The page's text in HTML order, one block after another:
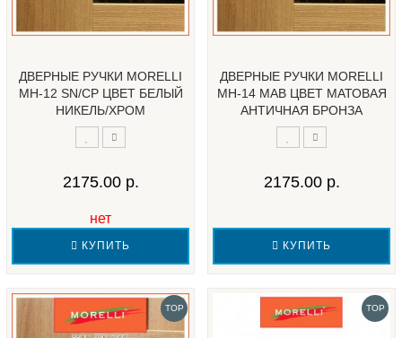
ДВЕРНЫЕ РУЧКИ MORELLI
MH-12 SN/CP ЦВЕТ БЕЛЫЙ
НИКЕЛЬ/ХРОМ
2175.00 р.
нет
КУПИТЬ
ДВЕРНЫЕ РУЧКИ MORELLI
MH-14 MAB ЦВЕТ МАТОВАЯ
АНТИЧНАЯ БРОНЗА
2175.00 р.
КУПИТЬ
TOP TOP